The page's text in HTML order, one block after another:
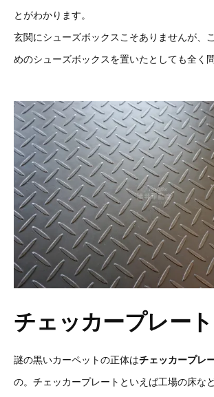
とがわかります。
玄関にシューズボックスこそありませんが、
めのシューズボックスを置いたとしても全く
チェッカープレート
謎の黒いカーペットの正体はチェッカープレ
の。チェッカープレートといえば工場の床な